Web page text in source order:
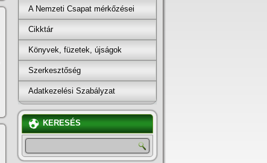
A Nemzeti Csapat mérkőzései
Cikktár
Könyvek, füzetek, újságok
Szerkesztőség
Adatkezelési Szabályzat
KERESÉS